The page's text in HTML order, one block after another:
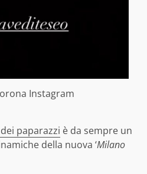
Instagram
paparazzi è da sempre un
della nuova ‘Milano